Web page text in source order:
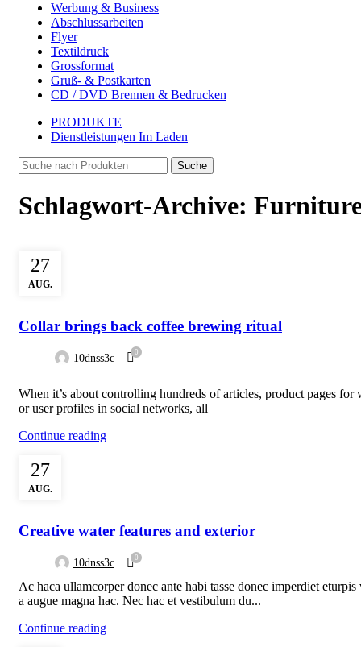
Werbung & Business
Abschlussarbeiten
Flyer
Textildruck
Grossformat
Gruß- & Postkarten
CD / DVD Brennen & Bedrucken
PRODUKTE
Dienstleistungen Im Laden
Suche
Schlagwort-Archive:
27
AUG.
FURNITURE
Collar brings back coffee brewing ritual
10dnss3c 0
When it’s about controlling hundreds of articles, product pages for
or user profiles in social networks, all
Continue reading
27
AUG.
DECORATION
Creative water features and exterior
10dnss3c 0
Ac haca ullamcorper donec ante habi tasse donec imperdiet eturpis
a augue magna hac. Nec hac et vestibulum du...
Continue reading